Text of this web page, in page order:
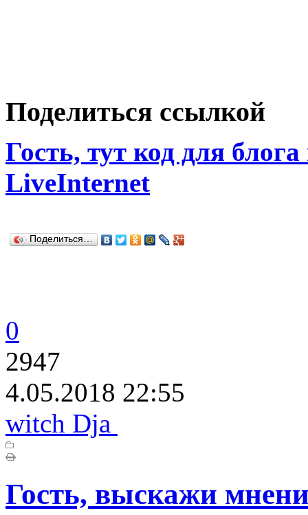
Поделиться ссылкой
Гость, тут код для
LiveInternet
Поделиться…
0
2947
4.05.2018 22:55
witch Dja
Гость, выскажи